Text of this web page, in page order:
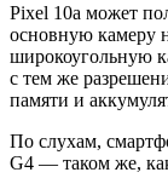
Pixel 10a может
основную камеру
широкоугольную
с тем же
памяти и
По слухам,
G4 — таком же,